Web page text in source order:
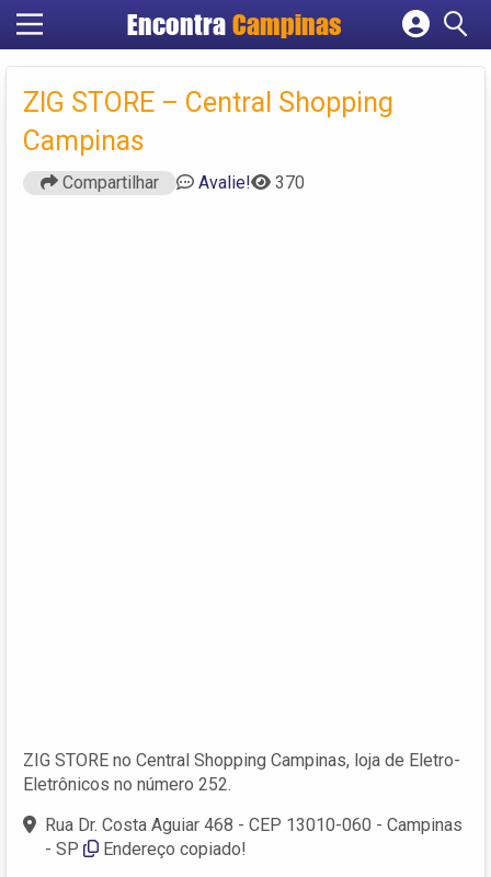
Encontra Campinas
Cadastrar empresa
Criar conta
ZIG STORE – Central Shopping
Campinas
Compartilhar Avalie! 370
ZIG STORE no Central Shopping Campinas, loja de Eletro-
Eletrônicos no número 252.
Rua Dr. Costa Aguiar 468 - CEP 13010-060 - Campinas
- SP
Endereço copiado!